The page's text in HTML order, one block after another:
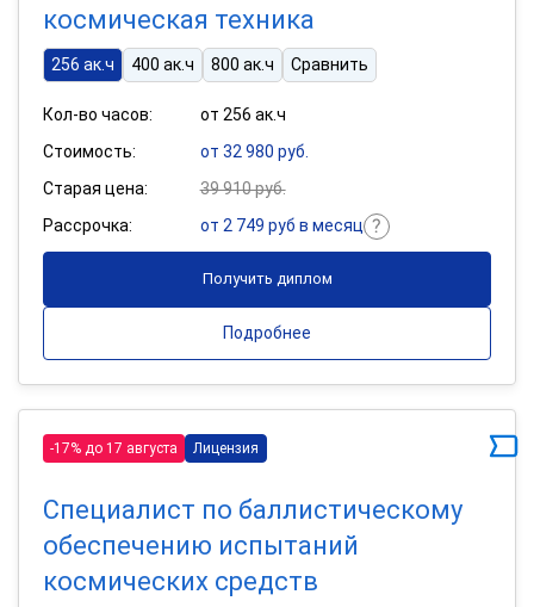
космическая техника
256 ак.ч 400 ак.ч 800 ак.ч Сравнить
Кол-во часов:
от 256 ак.ч
Стоимость:
от 32 980 руб.
Старая цена:
39 910 руб.
Рассрочка:
от 2 749 руб в месяц
Получить диплом
Подробнее
-17% до 17 августа Лицензия
Специалист по баллистическому
обеспечению испытаний
космических средств